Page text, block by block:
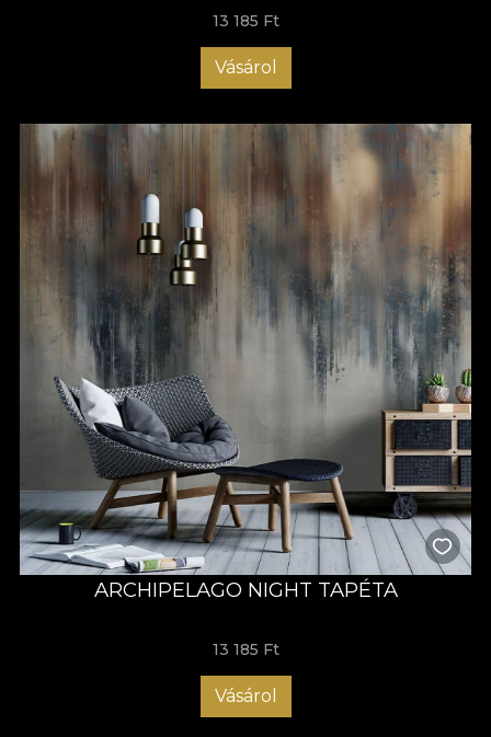
13 185 Ft
Vásárol
ARCHIPELAGO NIGHT TAPÉTA
13 185 Ft
Vásárol